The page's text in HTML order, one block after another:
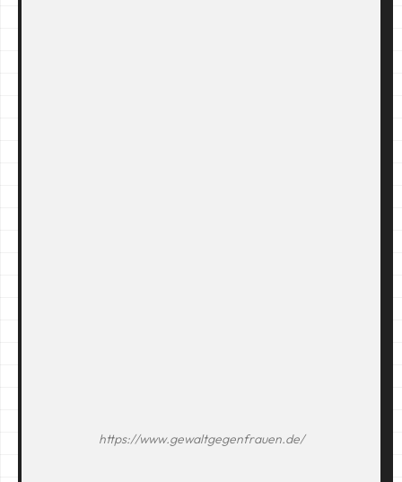
https://www.gewaltgegenfrauen.de/